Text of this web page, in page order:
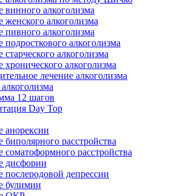
винного алкоголизма
женского алкоголизма
пивного алкоголизма
подросткового алкоголизма
старческого алкоголизма
хронического алкоголизма
лечение алкоголизма
12 шагов
Day Top
анорексии
биполярного расстройства
соматоформного расстройства
дисфории
послеродовой депрессии
булимии